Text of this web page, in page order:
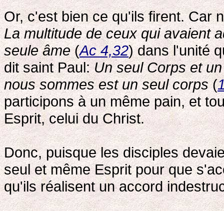
Or, c'est bien ce qu'ils firent. Car
La multitude de ceux qui avaient
seule âme(Ac 4,32) dans l'unité
dit saint Paul:Un seul Corps et
nous sommes est un seul corps(
participons à un même pain, et
Esprit, celui du Christ.
Donc, puisque les disciples
seul et même Esprit pour que
qu'ils réalisent un accord